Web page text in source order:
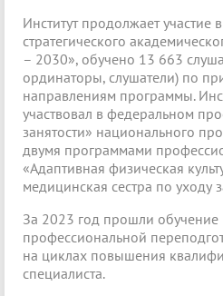
Институт продолжает
стратегического
– 2030», обучено 13 663
ординаторы, слушатели) по
направлениям программы.
участвовал в федеральном
занятости» национального
двумя программами
«Адаптивная физическая
медицинская сестра по уходу
За 2023 год прошли обучение
профессиональной
на циклах повышения
специалиста.